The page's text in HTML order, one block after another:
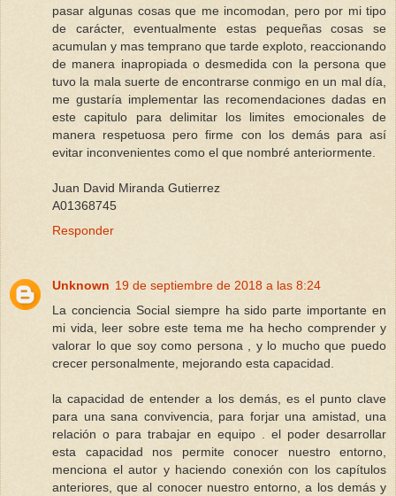
pasar algunas cosas que me incomodan, pero por mi tipo
de carácter, eventualmente estas pequeñas cosas se
acumulan y mas temprano que tarde exploto, reaccionando
de manera inapropiada o desmedida con la persona que
tuvo la mala suerte de encontrarse conmigo en un mal día,
me gustaría implementar las recomendaciones dadas en
este capitulo para delimitar los limites emocionales de
manera respetuosa pero firme con los demás para así
evitar inconvenientes como el que nombré anteriormente.
Juan David Miranda Gutierrez
A01368745
Responder
Unknown 19 de septiembre de 2018 a las 8:24
La conciencia Social siempre ha sido parte importante en
mi vida, leer sobre este tema me ha hecho comprender y
valorar lo que soy como persona , y lo mucho que puedo
crecer personalmente, mejorando esta capacidad.
la capacidad de entender a los demás, es el punto clave
para una sana convivencia, para forjar una amistad, una
relación o para trabajar en equipo . el poder desarrollar
esta capacidad nos permite conocer nuestro entorno,
menciona el autor y haciendo conexión con los capítulos
anteriores, que al conocer nuestro entorno, a los demás y